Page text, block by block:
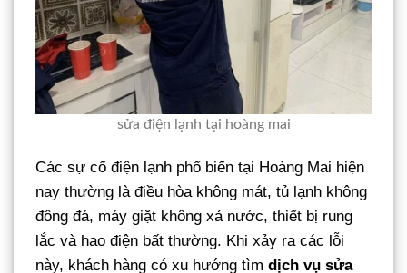
sửa điện lạnh tại hoàng mai
Các sự cố điện lạnh phổ biến tại Hoàng Mai hiện
nay thường là điều hòa không mát, tủ lạnh không
đông đá, máy giặt không xả nước, thiết bị rung
lắc và hao điện bất thường. Khi xảy ra các lỗi
này, khách hàng có xu hướng tìm dịch vụ sửa